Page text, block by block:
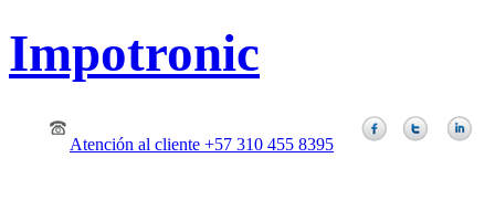
Impotronic
Atención al cliente +57 310 455 8395